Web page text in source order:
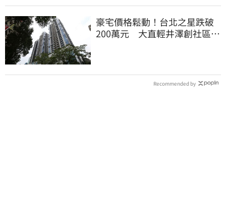
豪宅價格鬆動！台北之星跌破
200萬元 大直輕井澤創社區新
Recommended by